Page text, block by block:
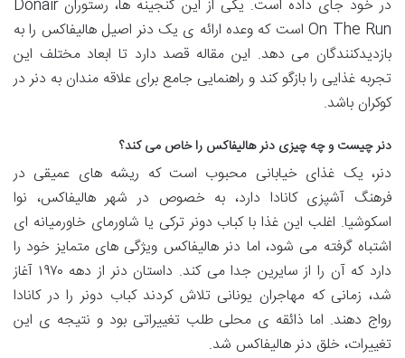
در خود جای داده است. یکی از این گنجینه ها، رستوران Donair
On The Run است که وعده ارائه ی یک دنر اصیل هالیفاکس را به
بازدیدکنندگان می دهد. این مقاله قصد دارد تا ابعاد مختلف این
تجربه غذایی را بازگو کند و راهنمایی جامع برای علاقه مندان به دنر در
کوکران باشد.
دنر چیست و چه چیزی دنر هالیفاکس را خاص می کند؟
دنر، یک غذای خیابانی محبوب است که ریشه های عمیقی در
فرهنگ آشپزی کانادا دارد، به خصوص در شهر هالیفاکس، نوا
اسکوشیا. اغلب این غذا با کباب دونر ترکی یا شاورمای خاورمیانه ای
اشتباه گرفته می شود، اما دنر هالیفاکس ویژگی های متمایز خود را
دارد که آن را از سایرین جدا می کند. داستان دنر از دهه ۱۹۷۰ آغاز
شد، زمانی که مهاجران یونانی تلاش کردند کباب دونر را در کانادا
رواج دهند. اما ذائقه ی محلی طلب تغییراتی بود و نتیجه ی این
تغییرات، خلق دنر هالیفاکس شد.